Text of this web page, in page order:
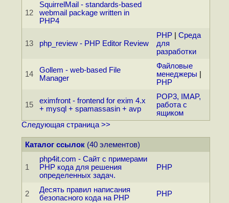
12
SquirrelMail - standards-based
webmail package written in
PHP4
13 php_review - PHP Editor Review
PHP
Среда
для
разработки
14
Gollem - web-based File
Manager
Файловые
менеджеры
PHP
15
eximfront - frontend for exim 4.x
+ mysql + spamassasin + avp
POP3, IMAP,
работа с
ящиком
Следующая страница >>
Каталог ссылок (40 элементов)
1
php4it.com - Сайт с примерами
PHP кода для решения
определенных задач.
PHP
2
Десять правил написания
безопасного кода на PHP
PHP